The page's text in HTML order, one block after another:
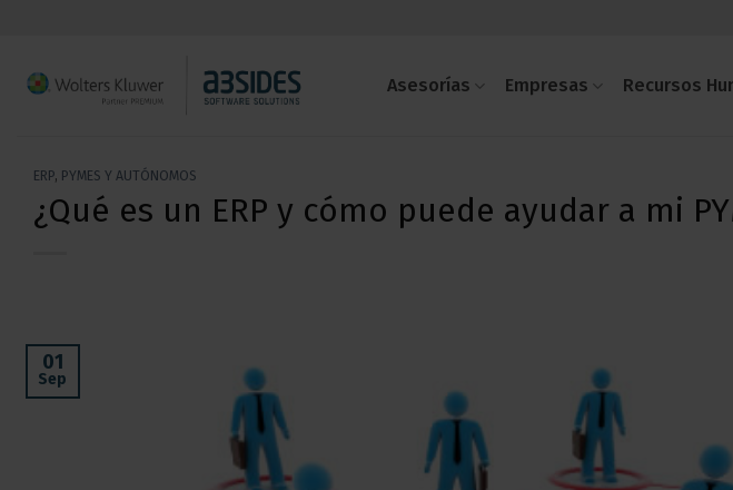
contenido
Asesorías Empresas Recursos
ERP, PYMES Y AUTÓNOMOS
¿Qué es un ERP y cómo puede ayudar a mi
01
Sep